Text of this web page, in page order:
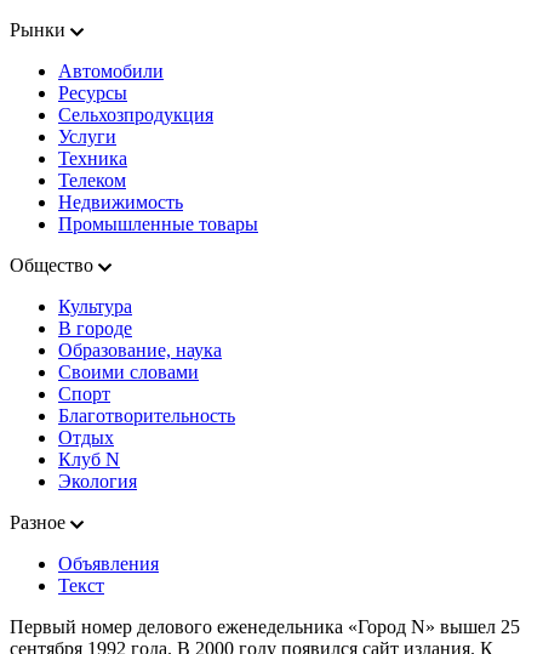
Рынки
Автомобили
Ресурсы
Сельхозпродукция
Услуги
Техника
Телеком
Недвижимость
Промышленные товары
Общество
Культура
В городе
Образование, наука
Своими словами
Спорт
Благотворительность
Отдых
Клуб N
Экология
Разное
Объявления
Текст
Первый номер делового еженедельника «Город N» вышел 25
сентября 1992 года. В 2000 году появился сайт издания. К